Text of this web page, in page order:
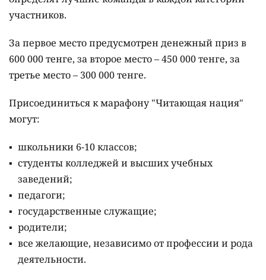
участников.
За первое место предусмотрен денежный приз в
600 000 тенге, за второе место – 450 000 тенге, за
третье место – 300 000 тенге.
Присоединиться к марафону "Читающая нация"
могут:
школьники 6-10 классов;
студенты колледжей и высших учебных
заведений;
педагоги;
государственные служащие;
родители;
все желающие, независимо от профессии и рода
деятельности.